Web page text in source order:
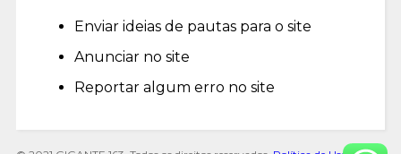
Enviar ideias de pautas para o site
Anunciar no site
Reportar algum erro no site